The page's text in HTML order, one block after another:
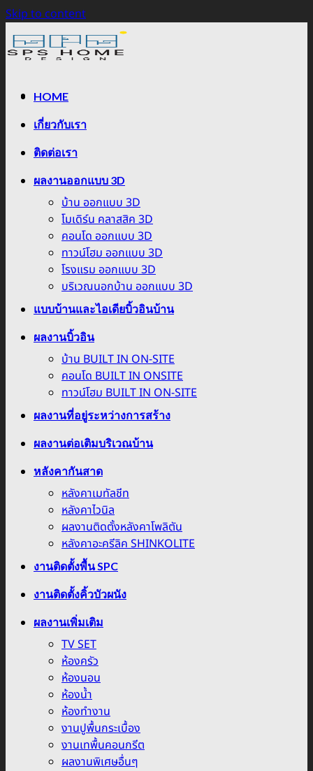
Skip to content
HOME
เกี่ยวกับเรา
ติดต่อเรา
ผลงานออกแบบ 3D
บ้าน ออกแบบ 3D
โมเดิร์น คลาสสิค 3D
คอนโด ออกแบบ 3D
ทาวน์โฮม ออกแบบ 3D
โรงแรม ออกแบบ 3D
บริเวณนอกบ้าน ออกแบบ 3D
แบบบ้านและไอเดียบิ้วอินบ้าน
ผลงานบิ้วอิน
บ้าน BUILT IN ON-SITE
คอนโด BUILT IN ONSITE
ทาวน์โฮม BUILT IN ON-SITE
ผลงานที่อยู่ระหว่างการสร้าง
ผลงานต่อเติมบริเวณบ้าน
หลังคากันสาด
หลังคาเมทัลชีท
หลังคาไวนิล
ผลงานติดตั้งหลังคาโพลิตัน
หลังคาอะครีลิค SHINKOLITE
งานติดตั้งพื้น SPC
งานติดตั้งคิ้วบัวผนัง
ผลงานเพิ่มเติม
TV SET
ห้องครัว
ห้องนอน
ห้องน้ำ
ห้องทำงาน
งานปูพื้นกระเบื้อง
งานเทพื้นคอนกรีต
ผลงานพิเศษอื่นๆ